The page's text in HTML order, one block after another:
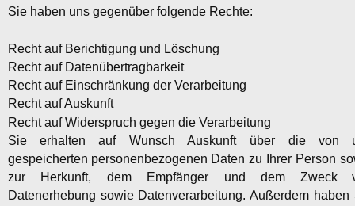
Sie haben uns gegenüber folgende Rechte:
Recht auf Berichtigung und Löschung
Recht auf Datenübertragbarkeit
Recht auf Einschränkung der Verarbeitung
Recht auf Auskunft
Recht auf Widerspruch gegen die Verarbeitung
Sie
erhalten auf Wunsch Auskunft über die von
gespeicherten personenbezogenen Daten zu Ihrer Person
zur
Herkunft, dem Empfänger und dem Zweck
Datenerhebung sowie Datenverarbeitung. Außerdem haben